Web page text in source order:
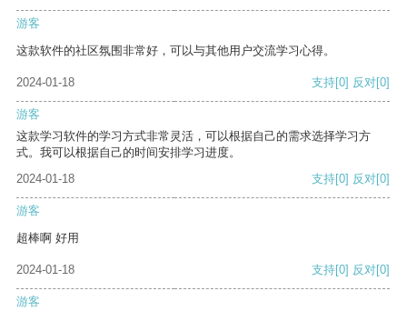
游客
这款软件的社区氛围非常好，可以与其他用户交流学习心得。
2024-01-18 支持[0] 反对[0]
游客
这款学习软件的学习方式非常灵活，可以根据自己的需求选择学习方
式。我可以根据自己的时间安排学习进度。
2024-01-18
支持[0] 反对[0]
游客
超棒啊 好用
2024-01-18 支持[0] 反对[0]
游客